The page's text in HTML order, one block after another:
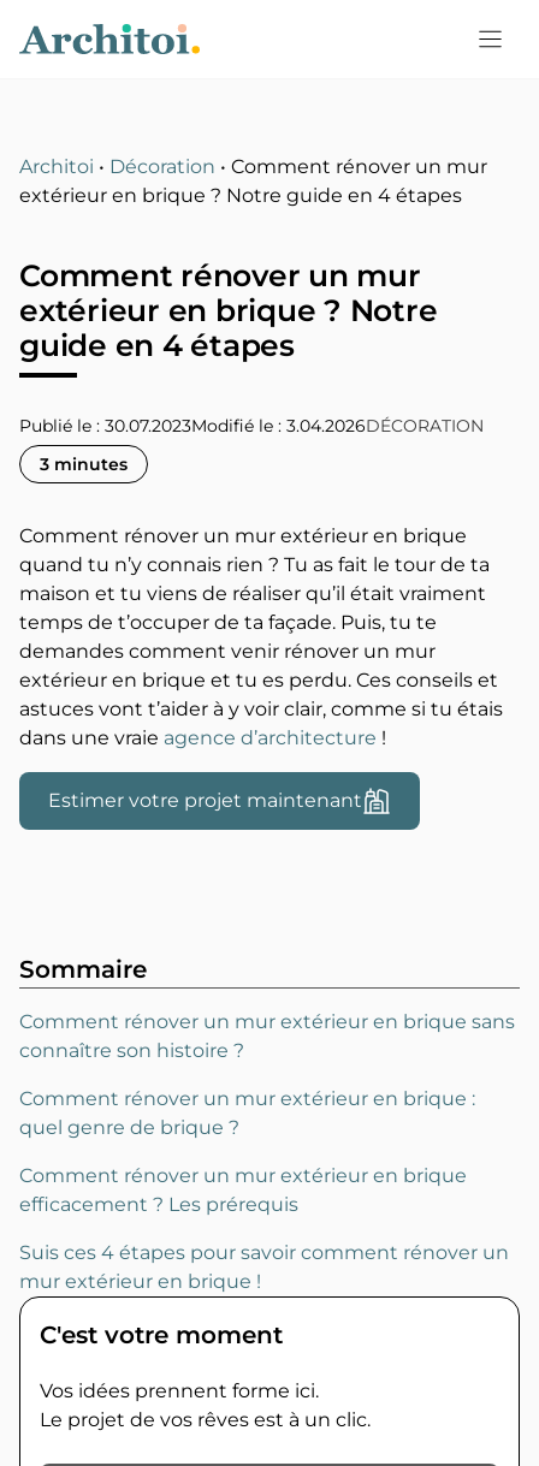
Architoi • Décoration •Comment rénover un mur
extérieur en brique ? Notre guide en 4 étapes
Comment rénover un mur
extérieur en brique ? Notre
guide en 4 étapes
Publié le : 30.07.2023 3.04.2026DÉCORATION
3 minutes
Comment rénover un mur extérieur en brique
quand tu n’y connais rien ? Tu as fait le tour de ta
maison et tu viens de réaliser qu’il était vraiment
temps de t’occuper de ta façade. Puis, tu te
demandes comment venir rénover un mur
extérieur en brique et tu es perdu. Ces conseils et
astuces vont t’aider à y voir clair, comme si tu étais
dans une vraie agence d’architecture !
Estimer votre projet maintenant
Sommaire
Comment rénover un mur extérieur en brique sans
connaître son histoire ?
Comment rénover un mur extérieur en brique :
quel genre de brique ?
Comment rénover un mur extérieur en brique
efficacement ? Les prérequis
Suis ces 4 étapes pour savoir comment rénover un
mur extérieur en brique !
C'est votre moment
Vos idées prennent forme ici.
Le projet de vos rêves est à un clic.